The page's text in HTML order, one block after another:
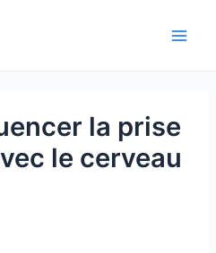
la prise
le cerveau